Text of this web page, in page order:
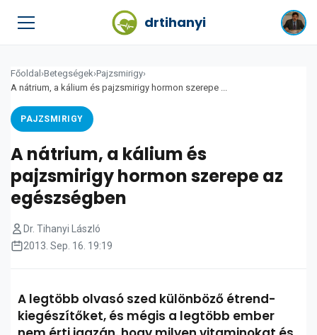
drtihanyi
Főoldal ›Betegségek›Pajzsmirigy›
A nátrium, a kálium és pajzsmirigy hormon szerepe ...
PAJZSMIRIGY
A nátrium, a kálium és
pajzsmirigy hormon szerepe az
egészségben
Dr. Tihanyi László
2013. Sep. 16. 19:19
A legtöbb olvasó szed különböző étrend-
kiegészítőket, és mégis a legtöbb ember